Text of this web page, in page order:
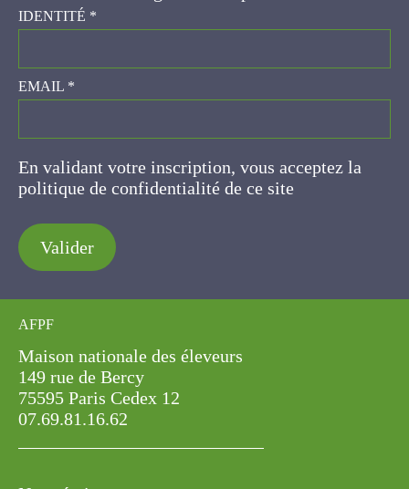
IDENTITÉ*
EMAIL*
En validant votre inscription, vous acceptez la
politique de confidentialité de ce site
Valider
AFPF
Maison nationale des éleveurs
149 rue de Bercy
75595 Paris Cedex 12
07.69.81.16.62